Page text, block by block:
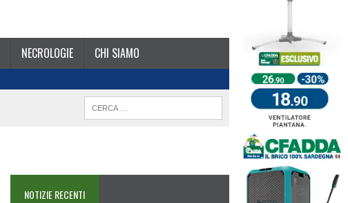
NECROLOGIE CHI SIAMO
NOTIZIE RECENTI